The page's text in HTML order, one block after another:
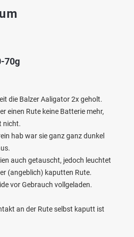
70g
die Balzer Aaligator 2x geholt.
einen Rute keine Batterie mehr,
nicht.
hab war sie ganz ganz dunkel
auch getauscht, jedoch leuchtet
(angeblich) kaputten Rute.
vor Gebrauch vollgeladen.
an der Rute selbst kaputt ist